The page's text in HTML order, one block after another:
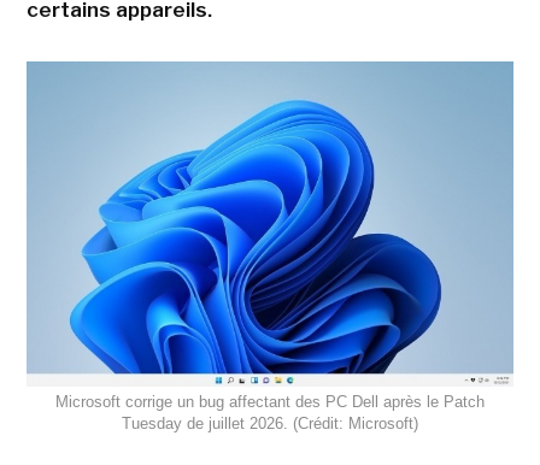
certains appareils.
Microsoft corrige un bug affectant des PC Dell après le Patch
Tuesday de juillet 2026. (Crédit: Microsoft)